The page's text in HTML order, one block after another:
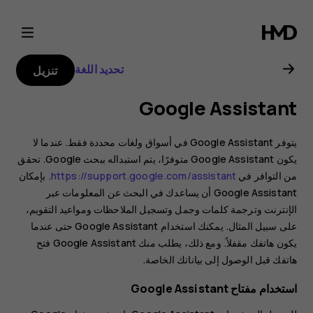
دليل
مستخدم
هاتف
Nokia
6.2
تحديد اللغة تنزيل
Google Assistant
يتوفر Google Assistant في أسواق ولغات محددة فقط. عندما لا
يكون Google Assistant متوفرًا، يتم استبداله ببحث Google. تحقق
من التوافر في https://support.google.com/assistant. بإمكان
Google Assistant أن يساعدك في البحث عن المعلومات عبر
الإنترنت وترجمة كلمات وجمل وتسجيل الملاحظات ومواعيد التقويم،
على سبيل المثال. يمكنك استخدام Google Assistant حتى عندما
يكون هاتفك مقفلاً. ومع ذلك، يطلب منك Google Assistant فتح
هاتفك قبل الوصول إلى بياناتك الخاصة.
استخدام مفتاح Google Assistant